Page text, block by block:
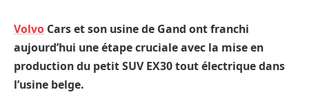
Volvo Cars et son usine de Gand ont franchi
aujourd’hui une étape cruciale avec la mise en
production du petit SUV EX30 tout électrique dans
l’usine belge.